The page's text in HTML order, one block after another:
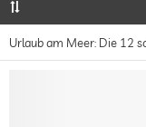
Urlaub am Meer: Die 12